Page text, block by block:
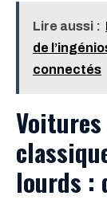
Lire aussi :
de
connectés
lourds :